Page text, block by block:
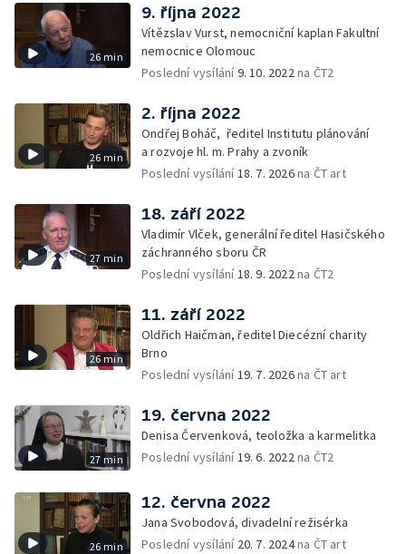
26 min
9. října 2022
Vítězslav Vurst, nemocniční kaplan Fakultní
nemocnice Olomouc
Poslední vysílání9. 10. 2022na ČT2
26 min
2. října 2022
Ondřej Boháč, ředitel Institutu plánování
a rozvoje hl. m. Prahy a zvoník
Poslední vysílání18. 7. 2026na ČT art
27 min
18. září 2022
Vladimír Vlček, generální ředitel Hasičského
záchranného sboru ČR
Poslední vysílání18. 9. 2022na ČT2
26 min
11. září 2022
Oldřich Haičman, ředitel Diecézní charity
Brno
Poslední vysílání19. 7. 2026na ČT art
27 min
19. června 2022
Denisa Červenková, teoložka a karmelitka
Poslední vysílání19. 6. 2022na ČT2
26 min
12. června 2022
Jana Svobodová, divadelní režisérka
Poslední vysílání 20. 7. 2024na ČT art